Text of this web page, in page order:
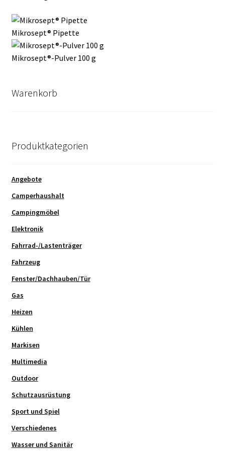
Mikrosept® Pipette
Mikrosept®-Pulver 100 g
Warenkorb
Produktkategorien
Angebote
Camperhaushalt
Campingmöbel
Elektronik
Fahrrad-/Lastenträger
Fahrzeug
Fenster/Dachhauben/Tür
Gas
Heizen
Kühlen
Markisen
Multimedia
Outdoor
Schutzausrüstung
Sport und Spiel
Verschiedenes
Wasser und Sanitär